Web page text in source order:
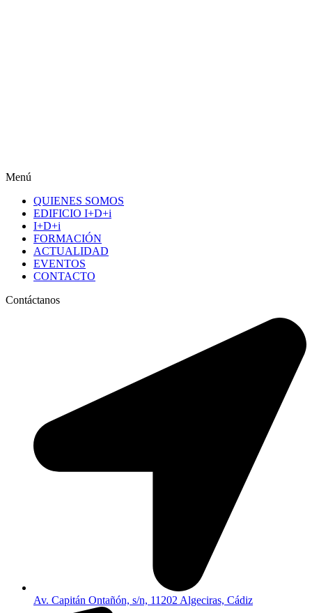
Menú
QUIENES SOMOS
EDIFICIO I+D+i
I+D+i
FORMACIÓN
ACTUALIDAD
EVENTOS
CONTACTO
Contáctanos
Av. Capitán Ontañón, s/n, 11202 Algeciras, Cádiz